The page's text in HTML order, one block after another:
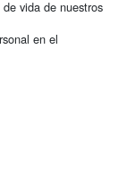
vida de nuestros
en el